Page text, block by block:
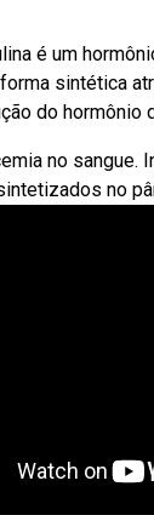
é um
sintética
do hormônio
no
no